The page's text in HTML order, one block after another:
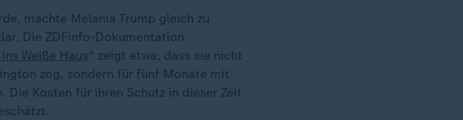
machte Melania Trump gleich zu
Die ZDFinfo-Dokumentation
Weiße Haus" zeigt etwa, dass sie nicht
zog, sondern für fünf Monate mit
Die Kosten für ihren Schutz in dieser Zeit